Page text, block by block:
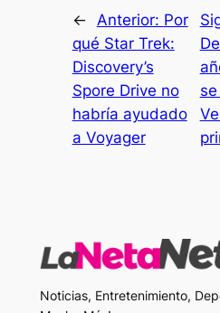
← Anterior: Por
qué Star Trek:
Discovery’s
Spore Drive no
habría ayudado
a Voyager
Noticias, Entretenimiento,